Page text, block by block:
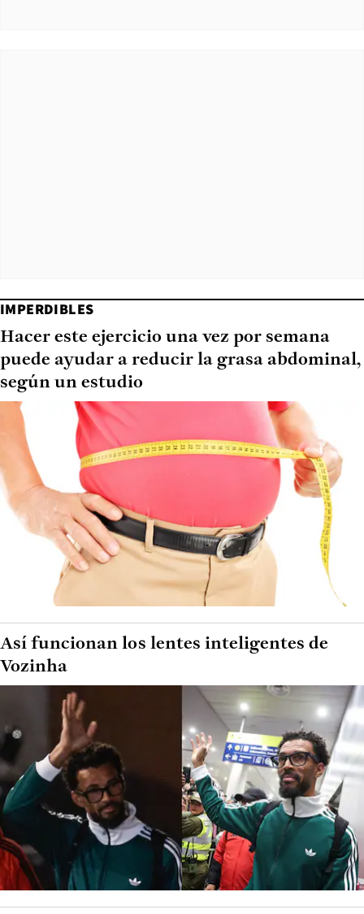
IMPERDIBLES
Hacer este ejercicio una vez por semana
puede ayudar a reducir la grasa abdominal,
según un estudio
Así funcionan los lentes inteligentes de
Vozinha